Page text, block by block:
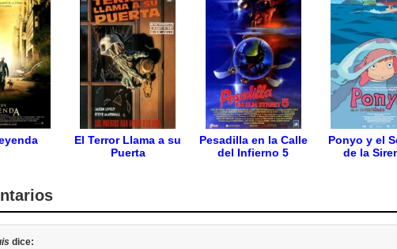
El Terror Llama a su
Puerta
Pesadilla en la Calle
del Infierno 5
Ponyo y el
de la
dice: